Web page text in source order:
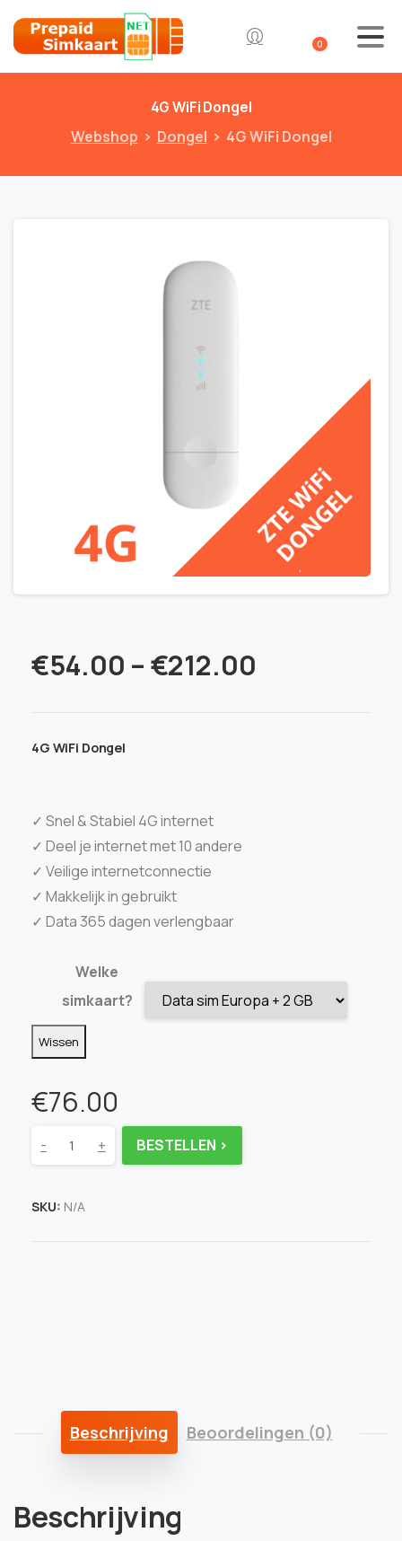
0
4GWiFiDongel
Webshop
Dongel 4G WiFi Dongel
€54.00 –€212.00
4G WiFi Dongel
✓ Snel & Stabiel 4G internet
✓ Deel je internet met 10 andere
✓ Veilige internetconnectie
✓ Makkelijk in gebruikt
✓ Data 365 dagen verlengbaar
Welke
simkaart?
Wissen
€76.00
- + BESTELLEN >
SKU: N/A
Beschrijving Beoordelingen (0)
Beschrijving